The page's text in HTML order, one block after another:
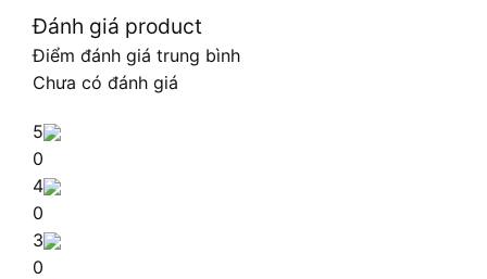
Đánh giá product
Điểm đánh giá trung bình
Chưa có đánh giá
5
0
4
0
3
0